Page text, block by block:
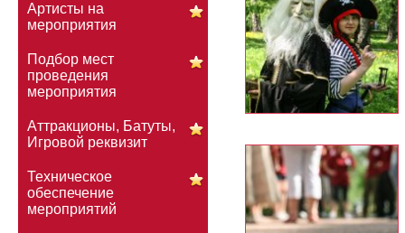
Артисты на
мероприятия
Подбор мест
проведения
мероприятия
Аттракционы, Батуты,
Игровой реквизит
Техническое
обеспечение
мероприятий